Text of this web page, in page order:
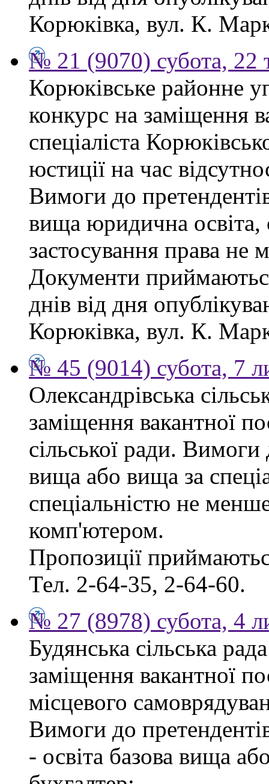
Корюківка, вул. К.
№ 21 (9070) субота, 22
Корюківське районне
конкурс на заміщення
спеціаліста
юстиції на час
Вимоги до
вища юридична освіта,
застосування права не
Документи
днів від дня
Корюківка, вул. К.
№ 45 (9014) субота, 7
Олександрівська
заміщення вакантної
сільської ради. Вимоги
вища або вища за
спеціальністю не
комп'ютером.
Пропозиції
Тел. 2-64-35, 2-64-60.
№ 27 (8978) субота, 4
Будянська сільська
заміщення вакантної
місцевого
Вимоги до
- освіта базова вища